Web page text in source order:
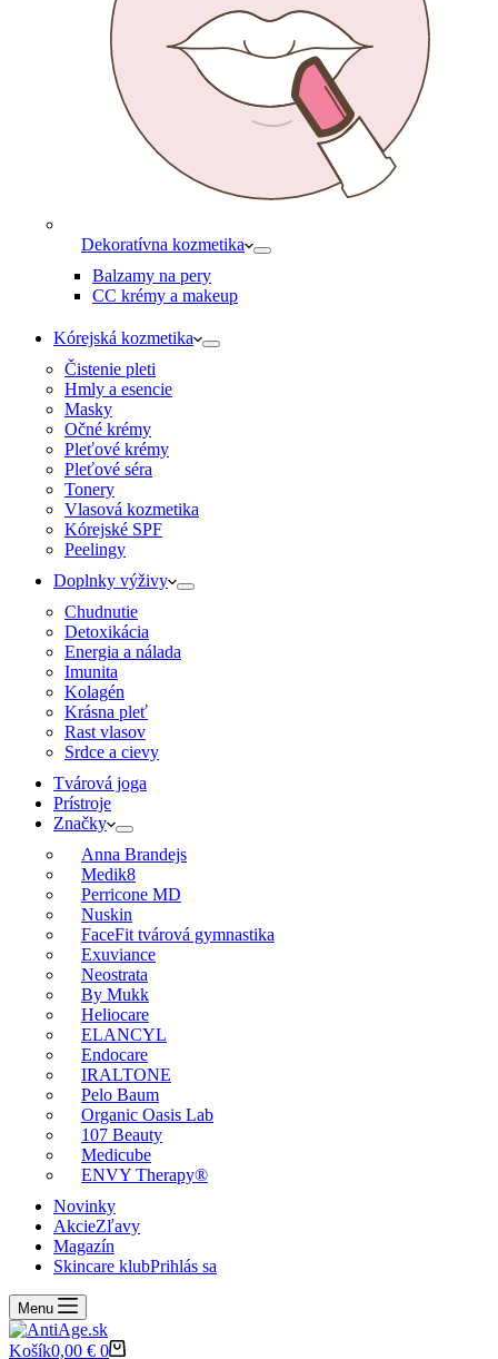
Dekoratívna kozmetika
Balzamy na pery
CC krémy a makeup
Kórejská kozmetika
Čistenie pleti
Hmly a esencie
Masky
Očné krémy
Pleťové krémy
Pleťové séra
Tonery
Vlasová kozmetika
Kórejské SPF
Peelingy
Doplnky výživy
Chudnutie
Detoxikácia
Energia a nálada
Imunita
Kolagén
Krásna pleť
Rast vlasov
Srdce a cievy
Tvárová joga
Prístroje
Značky
Anna Brandejs
Medik8
Perricone MD
Nuskin
FaceFit tvárová gymnastika
Exuviance
Neostrata
By Mukk
Heliocare
ELANCYL
Endocare
IRALTONE
Pelo Baum
Organic Oasis Lab
107 Beauty
Medicube
ENVY Therapy®
Novinky
AkcieZľavy
Magazín
Skincare klubPrihlás sa
Menu
Košík0,00 € 0